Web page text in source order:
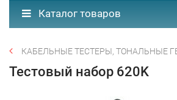
Каталог товаров
КАБЕЛЬНЫЕ ТЕСТЕРЫ, ТОНАЛЬНЫЕ
Тестовый набор 620K